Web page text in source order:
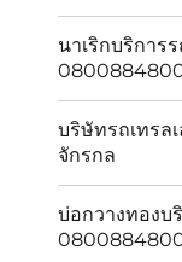
นาเริกบริการ
บริษัทรถเทรล
จักรกล
บ่อกวางทองบ